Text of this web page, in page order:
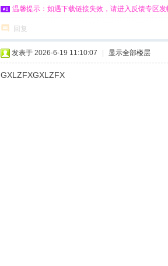
温馨提示：如遇下载链接失效，请进入反馈专区
回复
发表于 2026-6-19 11:10:07 显示全部楼层
GXLZFXGXLZFX